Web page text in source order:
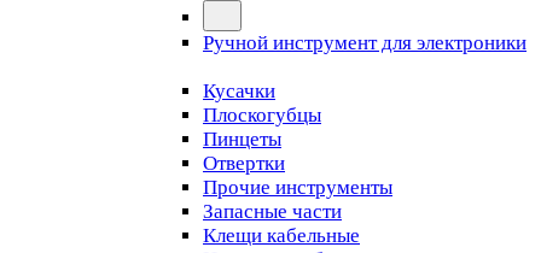
Ручной инструмент для электроники
Кусачки
Плоскогубцы
Пинцеты
Отвертки
Прочие инструменты
Запасные части
Клещи кабельные